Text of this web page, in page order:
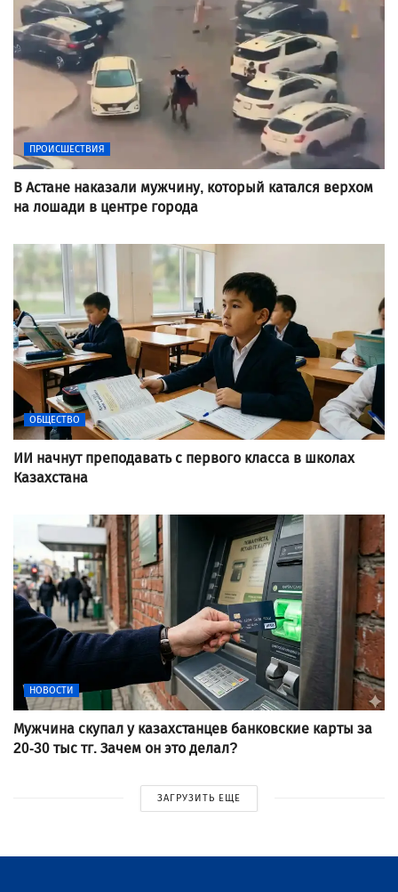
ПРОИСШЕСТВИЯ
В Астане наказали мужчину, который катался верхом
на лошади в центре города
ОБЩЕСТВО
ИИ начнут преподавать с первого класса в школах
Казахстана
НОВОСТИ
Мужчина скупал у казахстанцев банковские карты за
20-30 тыс тг. Зачем он это делал?
ЗАГРУЗИТЬ ЕЩЕ